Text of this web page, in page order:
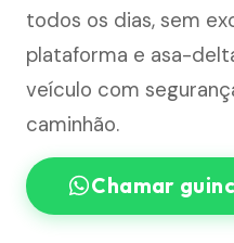
todos os dias, sem
plataforma e asa-
veículo com
caminhão.
Chamar